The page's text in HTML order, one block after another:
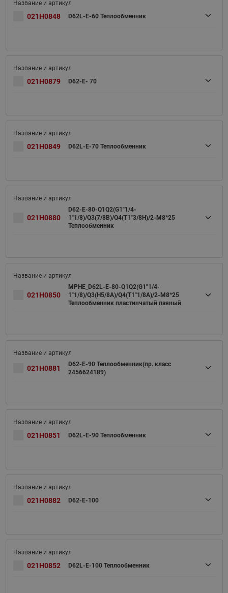
021H0848 D62L-E-60 Теплообменник
021H0879 D62-E- 70
021H0849 D62L-E-70 Теплообменник
021H0880
D62-E-80-Q1Q2(G1"1/4-
1"1/8)/Q3(7/8B)/Q4(T1"3/8H)/2-M8*25
Теплообменник
021H0850
MPHE_D62L-E-80-Q1Q2(G1"1/4-
1"1/8)/Q3(H5/8A)/Q4(T1"1/8A)/2-M8*25
Теплообменник пластинчатый паяный
021H0881
D62-E-90 Теплообменник(пр. класс
2456624189)
021H0851 D62L-E-90 Теплообменник
021H0882 D62-E-100
021H0852 D62L-E-100 Теплообменник